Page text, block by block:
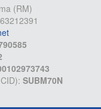
(RM)
SUBM70N